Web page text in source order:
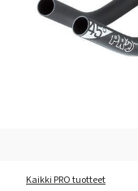
Kaikki PRO tuotteet